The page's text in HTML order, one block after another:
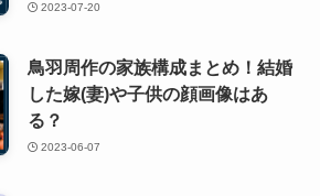
2023-07-20
鳥羽周作の家族構成まとめ！結婚
した嫁(妻)や子供の顔画像はあ
る？
2023-06-07